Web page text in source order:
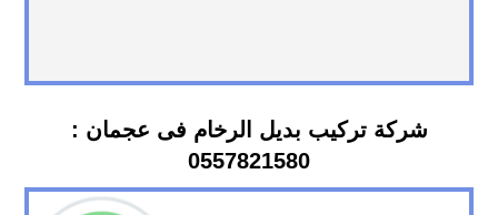
شركة تركيب بديل الرخام فى عجمان :
0557821580